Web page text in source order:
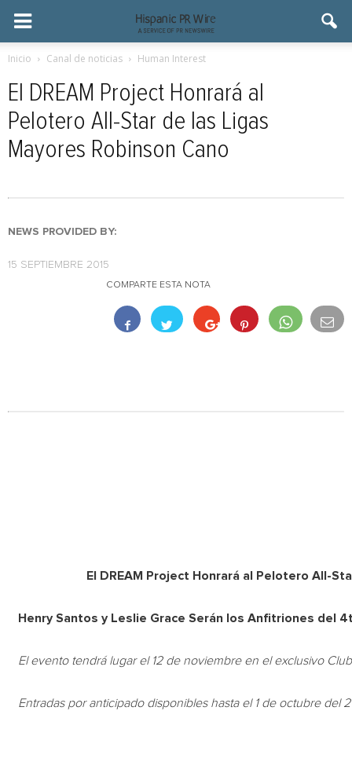
Inicio Canal de noticias Human Interest
El DREAM Project Honrará al
Pelotero All-Star de las Ligas
Mayores Robinson Cano
NEWS PROVIDED BY:
15 SEPTIEMBRE 2015
COMPARTE ESTA NOTA
El DREAM Project Honrará al Pelotero All-
Henry Santos y Leslie Grace Serán los Anfitriones del
El evento tendrá lugar el 12 de noviembre en el exclusivo
Entradas por anticipado disponibles hasta el 1 de octubre del